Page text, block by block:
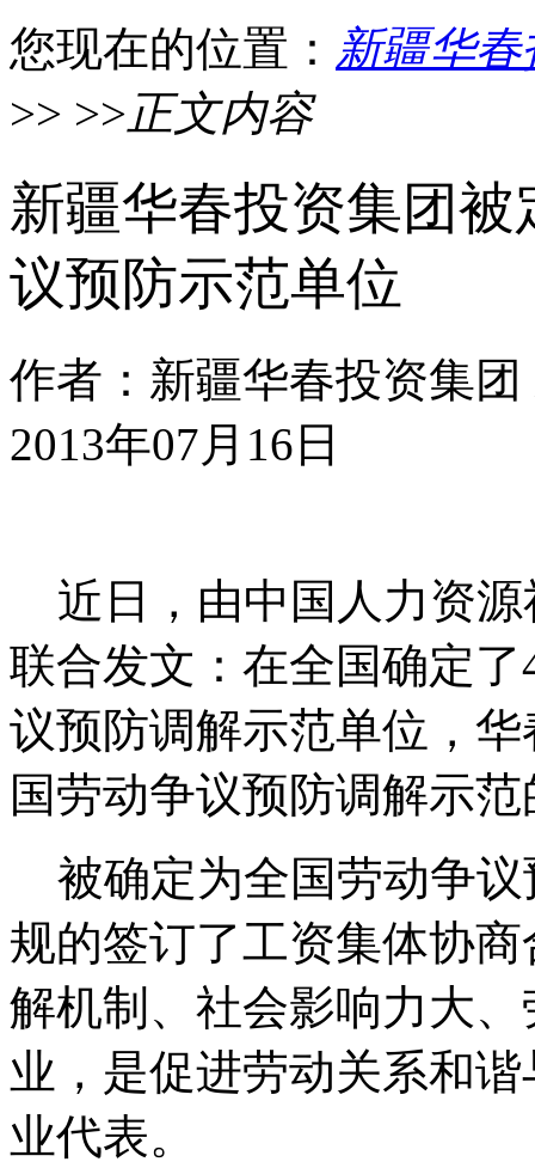
您现在的位置： 新疆华
>> >>正文内容
新疆华春投资集团
议预防示范单位
作者：新疆华春投资集
2013年07月16日
近日，由中国人力资源
联合发文：在全国确定
议预防调解示范单位，
国劳动争议预防调解示
被确定为全国劳动争议
规的签订了工资集体协
解机制、社会影响力大
业，是促进劳动关系和
业代表。